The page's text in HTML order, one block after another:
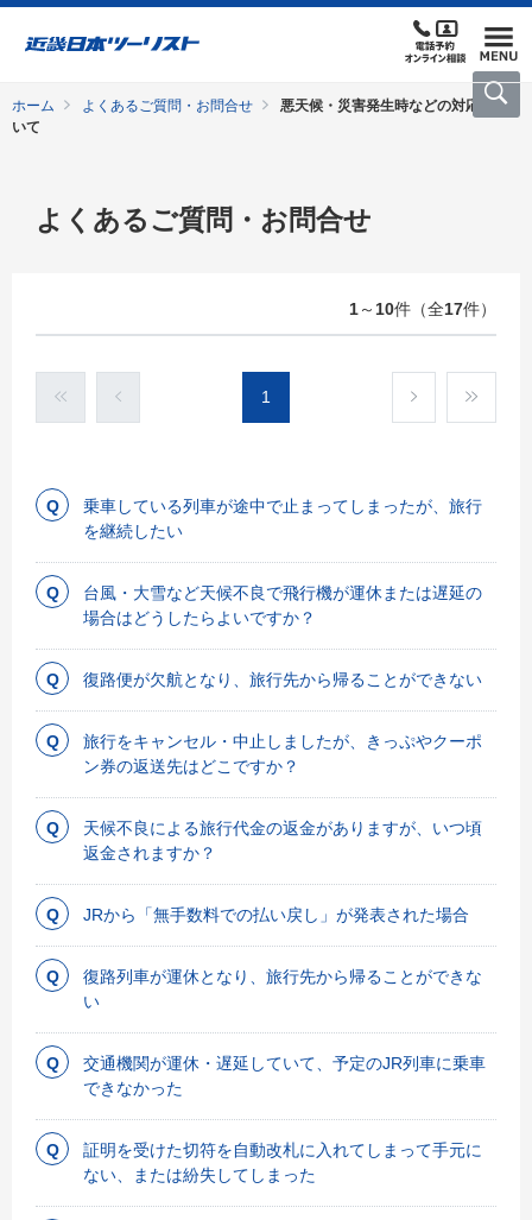
ホーム よくあるご質問・お問合せ
悪天候・災害発生時などの対応につ
いて
よくあるご質問・お問合せ
1～ 10件（全17件）
1
乗車している列車が途中で止まってしまったが、旅行
を継続したい
台風・大雪など天候不良で飛行機が運休または遅延の
場合はどうしたらよいですか？
復路便が欠航となり、旅行先から帰ることができない
旅行をキャンセル・中止しましたが、きっぷやクーポ
ン券の返送先はどこですか？
天候不良による旅行代金の返金がありますが、いつ頃
返金されますか？
JRから「無手数料での払い戻し」が発表された場合
復路列車が運休となり、旅行先から帰ることができな
い
交通機関が運休・遅延していて、予定のJR列車に乗車
できなかった
証明を受けた切符を自動改札に入れてしまって手元に
ない、または紛失してしまった